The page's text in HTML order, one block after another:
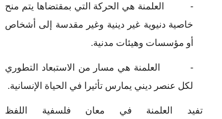
- العلمنة هي الحركة التي بمقتضاها يتم منح
خاصية دنيوية غير دينية وغير مقدسة إلى أشخاص
أو مؤسسات وهيئات مدنية.
-
العلمنة هي مسار من الاستبعاد التطوري
لكل عنصر ديني يمارس تأثيرا في الحياة الإنسانية.
تفيد العلمنة في معان فلسفية اللفظ